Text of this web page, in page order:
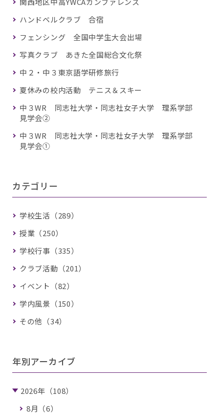
ハンドベルクラブ 合宿
フェンシング 全国中学生大会出場
写真クラブ あきた全国総合文化祭
中２・中３東京語学研修旅行
夏休みの校内活動 テニス＆スキー
中３WR 同志社大学・同志社女子大学 理系学部
見学会②
中３WR 同志社大学・同志社女子大学 理系学部
見学会①
カテゴリー
学校生活（289）
授業（250）
学校行事（335）
クラブ活動（201）
イベント（82）
学内風景（150）
その他（34）
年別アーカイブ
2026年（108）
8月（6）